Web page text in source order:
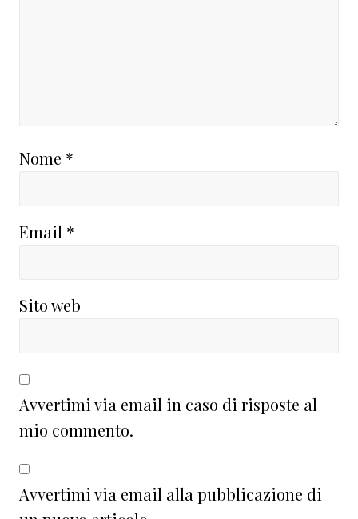
Nome *
Email *
Sito web
Avvertimi via email in caso di risposte al
mio commento.
Avvertimi via email alla pubblicazione di